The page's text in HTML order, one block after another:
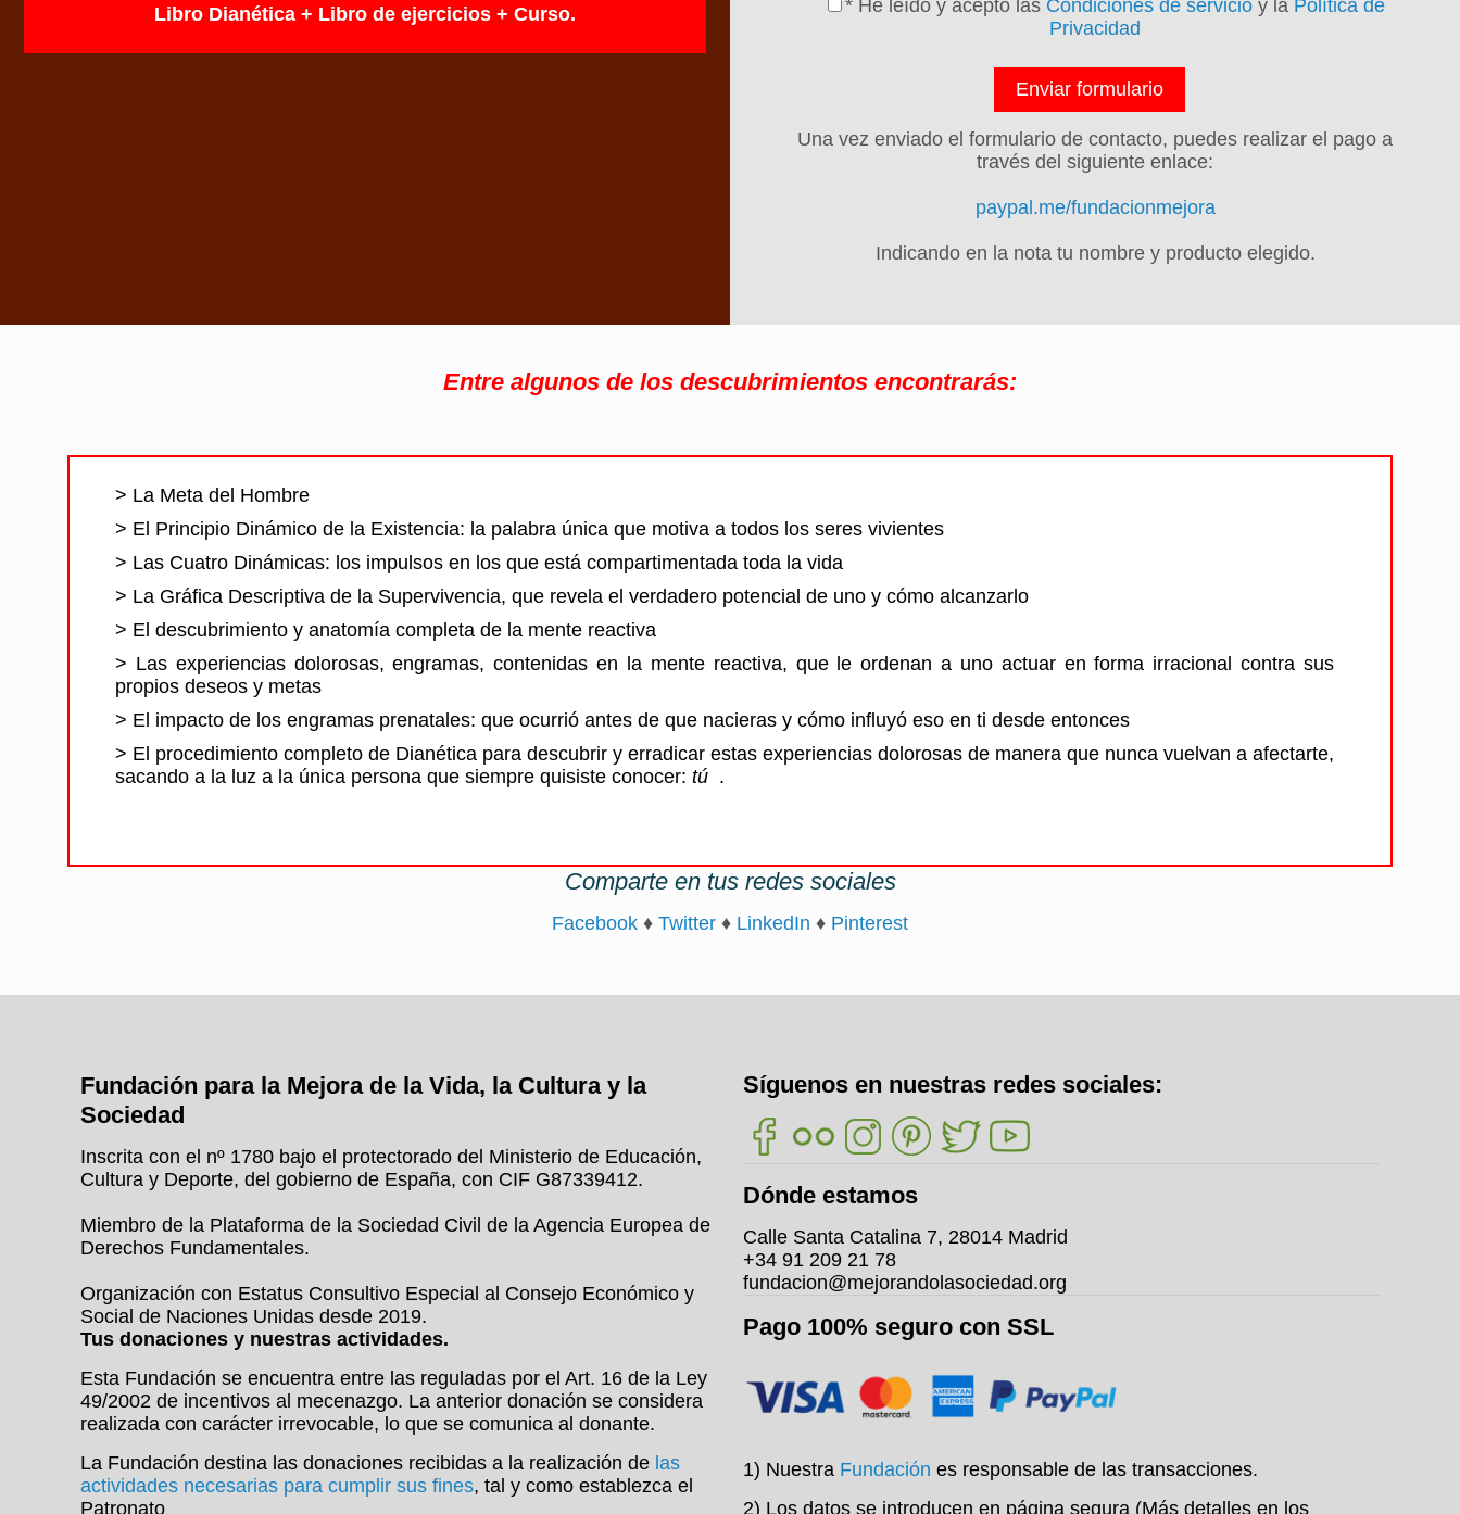
Libro Dianética + Libro de ejercicios + Curso.
* He leído y acepto las Condiciones de servicio y la Política de
Privacidad
Una vez enviado el formulario de contacto, puedes realizar el pago a
través del siguiente enlace:
paypal.me/fundacionmejora
Indicando en la nota tu nombre y producto elegido.
Entre algunos de los descubrimientos encontrarás:
> La Meta del Hombre
> El Principio Dinámico de la Existencia: la palabra única que motiva a todos los seres vivientes
> Las Cuatro Dinámicas: los impulsos en los que está compartimentada toda la vida
> La Gráfica Descriptiva de la Supervivencia, que revela el verdadero potencial de uno y cómo alcanzarlo
> El descubrimiento y anatomía completa de la mente reactiva
> Las experiencias dolorosas, engramas, contenidas en la mente reactiva, que le ordenan a uno actuar en forma irracional contra sus
propios deseos y metas
> El impacto de los engramas prenatales: que ocurrió antes de que nacieras y cómo influyó eso en ti desde entonces
> El procedimiento completo de Dianética para descubrir y erradicar estas experiencias dolorosas de manera que nunca vuelvan a afectarte,
sacando a la luz a la única persona que siempre quisiste conocer: tú .
Comparte en tus redes sociales
Facebook ♦ Twitter ♦ LinkedIn ♦ Pinterest
Fundación para la Mejora de la Vida, la Cultura y la
Sociedad
Inscrita con el nº 1780 bajo el protectorado del Ministerio de Educación,
Cultura y Deporte, del gobierno de España, con CIF G87339412.
Miembro de la Plataforma de la Sociedad Civil de la Agencia Europea de
Derechos Fundamentales.
Organización con Estatus Consultivo Especial al Consejo Económico y
Social de Naciones Unidas desde 2019.
Tus donaciones y nuestras actividades.
Esta Fundación se encuentra entre las reguladas por el Art. 16 de la Ley
49/2002 de incentivos al mecenazgo. La anterior donación se considera
realizada con carácter irrevocable, lo que se comunica al donante.
La Fundación destina las donaciones recibidas a la realización de las
actividades necesarias para cumplir sus fines, tal y como establezca el
Patronato
Síguenos en nuestras redes sociales:
Dónde estamos
Calle Santa Catalina 7, 28014 Madrid
+34 91 209 21 78
fundacion@mejorandolasociedad.org
Pago 100% seguro con SSL
1) Nuestra Fundación es responsable de las transacciones.
2) Los datos se introducen en página segura (Más detalles en los